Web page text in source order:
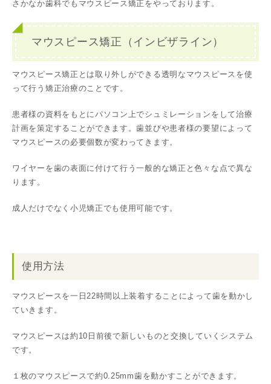
さかなか歯科でもマウスピース矯正をやっております。
マウスピース矯正（インビザライン）
マウスピース矯正とは取り外しができる透明なマウスピースを使
って行う矯正治療のことです。
患者様の資料をもとにパソコン上でシュミレーションをして治療
計画を策定することができます。歯並びや患者様の要望によって
マウスピースの必要個数が変わってきます。
ワイヤーを歯の表面に付けて行う一般的な矯正と色々な点で異な
ります。
成人だけでなく小児矯正でも使用可能です。
使用方法
マウスピースを一日22時間以上装着することによって歯を動かし
ていきます。
マウスピースは約10日前後で新しいものと交換していくシステム
です。
１枚のマウスピースで約0.25mm歯を動かすことができます。